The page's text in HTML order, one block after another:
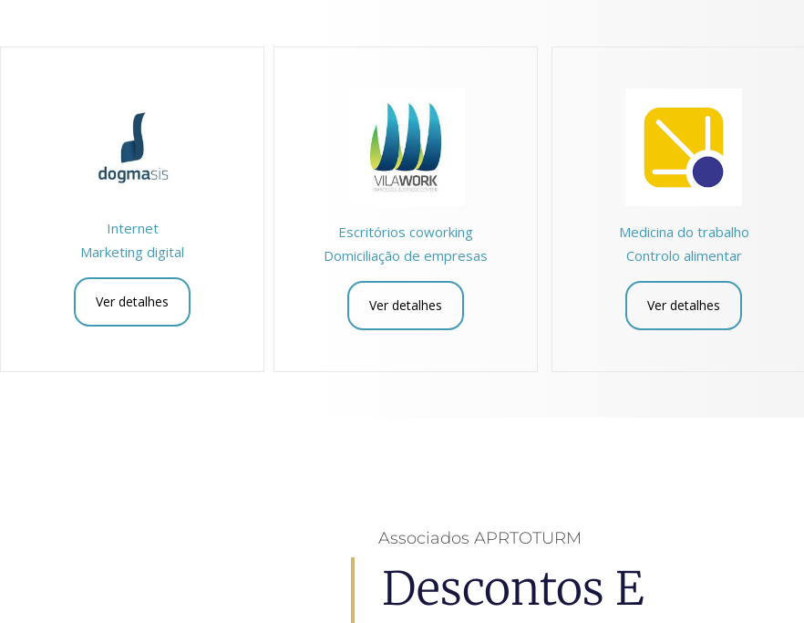
Internet
Marketing digital
Ver detalhes
Escritórios coworking
Domiciliação de empresas
Ver detalhes
Medicina do trabalho
Controlo alimentar
Ver detalhes
Associados APRTOTURM
Descontos E